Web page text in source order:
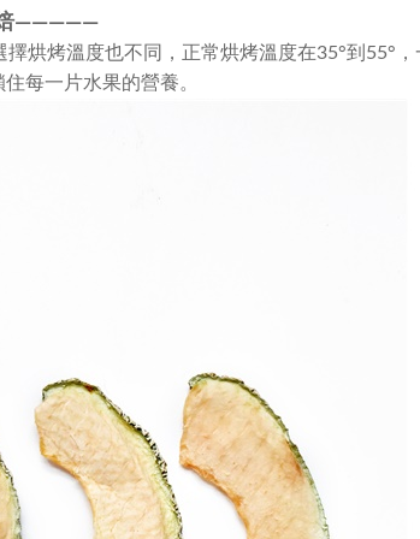
—————
烘烤溫度也不同，正常烘烤溫度在35°到55°，
每一片水果的營養。